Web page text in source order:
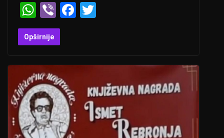
W
h
at
A
p
p
Vi
b
er
F
o
k
Opširnije